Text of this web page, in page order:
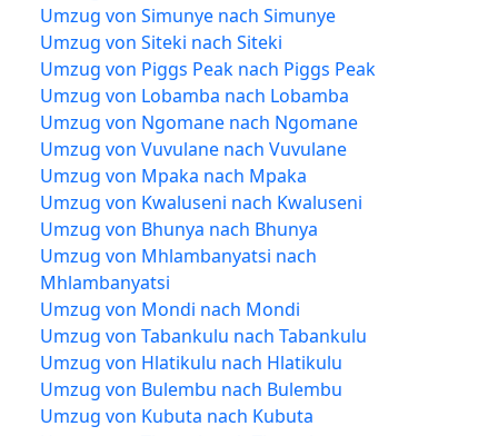
Umzug von Simunye nach Simunye
Umzug von Siteki nach Siteki
Umzug von Piggs Peak nach Piggs Peak
Umzug von Lobamba nach Lobamba
Umzug von Ngomane nach Ngomane
Umzug von Vuvulane nach Vuvulane
Umzug von Mpaka nach Mpaka
Umzug von Kwaluseni nach Kwaluseni
Umzug von Bhunya nach Bhunya
Umzug von Mhlambanyatsi nach
Mhlambanyatsi
Umzug von Mondi nach Mondi
Umzug von Tabankulu nach Tabankulu
Umzug von Hlatikulu nach Hlatikulu
Umzug von Bulembu nach Bulembu
Umzug von Kubuta nach Kubuta